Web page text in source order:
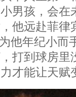
男孩，会在
他远赴菲律
他年纪小而
打到球房里
才能让天赋